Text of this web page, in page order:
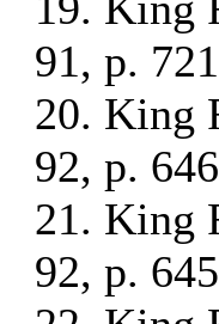
91, p.
20. King
92, p.
21. King
92, p.